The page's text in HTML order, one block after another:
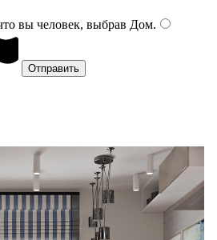
вы человек, выбрав Дом.